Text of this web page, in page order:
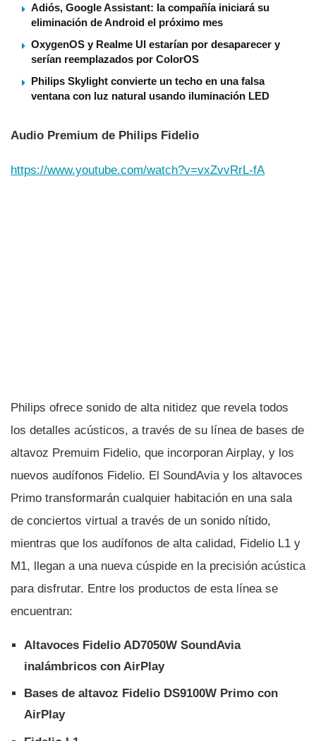
Adiós, Google Assistant: la compañía iniciará su
eliminación de Android el próximo mes
OxygenOS y Realme UI estarían por desaparecer y
serían reemplazados por ColorOS
Philips Skylight convierte un techo en una falsa
ventana con luz natural usando iluminación LED
Audio Premium de Philips Fidelio
https://www.youtube.com/watch?v=vxZvvRrL-fA
Philips ofrece sonido de alta nitidez que revela todos
los detalles acústicos, a través de su lí­nea de bases de
altavoz Premuim Fidelio, que incorporan Airplay, y los
nuevos audí­fonos Fidelio. El SoundAvia y los altavoces
Primo transformarán cualquier habitación en una sala
de conciertos virtual a través de un sonido ní­tido,
mientras que los audí­fonos de alta calidad, Fidelio L1 y
M1, llegan a una nueva cúspide en la precisión acústica
para disfrutar. Entre los productos de esta lí­nea se
encuentran:
Altavoces Fidelio AD7050W SoundAvia
inalámbricos con AirPlay
Bases de altavoz Fidelio DS9100W Primo con
AirPlay